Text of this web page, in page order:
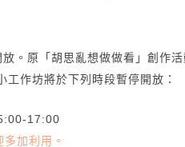
。原「胡思亂想做做看」創作
作坊將於下列時段暫停開放：
17:00
加利用。